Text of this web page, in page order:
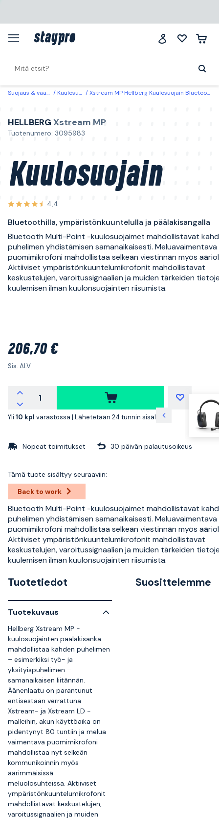
Suojaus & vaatteet Kuulosuojaimet Xstream MP Hellberg Kuulosuojain Bluetoothilla, ympäristönkuuntelulla ja päälakisangalla
HELLBERG Xstream MP
Tuotenumero: 3095983
Kuulosuojain
4,4
Bluetoothilla, ympäristönkuuntelulla ja päälakisangalla
Bluetooth Multi-Point -kuulosuojaimet mahdollistavat
puhelimen yhdistämisen samanaikaisesti. Meluavaimentava
puomimikrofoni mahdollistaa selkeän viestinnän myös
Aktiiviset ympäristönkuuntelumikrofonit mahdollistavat
keskustelujen, varoitussignaalien ja muiden tärkeiden
kuulemisen ilman kuulonsuojainten riisumista.
206,70 €
Sis. ALV
Yli 10 kpl varastossa | Lähetetään 24 tunnin sisällä!
Nopeat toimitukset 30 päivän palautusoikeus
Tämä tuote sisältyy seuraaviin:
Back to work
Bluetooth Multi-Point -kuulosuojaimet mahdollistavat
puhelimen yhdistämisen samanaikaisesti. Meluavaimentava
puomimikrofoni mahdollistaa selkeän viestinnän myös
Aktiiviset ympäristönkuuntelumikrofonit mahdollistavat
keskustelujen, varoitussignaalien ja muiden tärkeiden
kuulemisen ilman kuulonsuojainten riisumista.
Tuotetiedot
Tuotekuvaus
Hellberg Xstream MP -
kuulosuojainten päälakisanka
mahdollistaa kahden puhelimen
– esimerkiksi työ- ja
yksityispuhelimen –
samanaikaisen liitännän.
Äänenlaatu on parantunut
entisestään verrattuna
Xstream- ja Xstream LD -
malleihin, akun käyttöaika on
pidentynyt 80 tuntiin ja melua
vaimentava puomimikrofoni
mahdollistaa nyt selkeän
kommunikoinnin myös
äärimmäisissä
meluolosuhteissa. Aktiiviset
ympäristönkuuntelumikrofonit
mahdollistavat keskustelujen,
varoitussignaalien ja muiden
Suosittelemme